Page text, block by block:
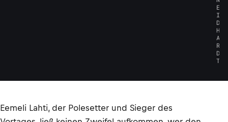
E
I
D
H
A
R
D
T
Eemeli Lahti, der Polesetter und Sieger des